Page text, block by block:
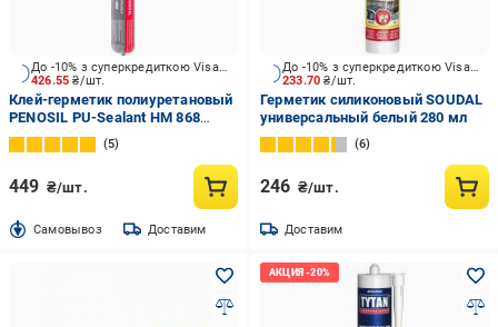
426.55₴/шт.
До -10% з суперкредиткою Visa Вигода
Клей-герметик полиуретановый
PENOSIL PU-Sealant HM 868
серый 600 мл
5
449 ₴/шт.
Cамовывоз Доставим
233.70₴/шт.
До -10% з суперкредиткою Visa Вигода
Герметик силиконовый SOUDAL
универсальный белый 280 мл
6
246 ₴/шт.
Доставим